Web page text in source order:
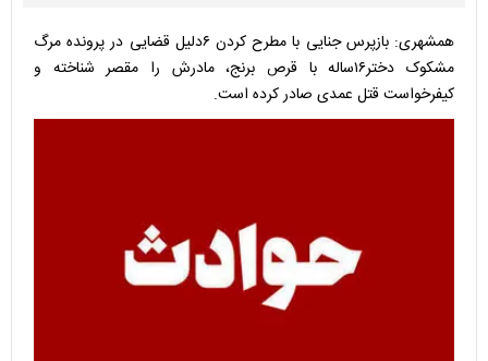
همشهری: بازپرس جنایی با مطرح کردن ۶دلیل قضایی در پرونده مرگ
مشکوک دختر۱۶ساله با قرص برنج، مادرش را مقصر شناخته و
کیفرخواست قتل عمدی صادر کرده است.